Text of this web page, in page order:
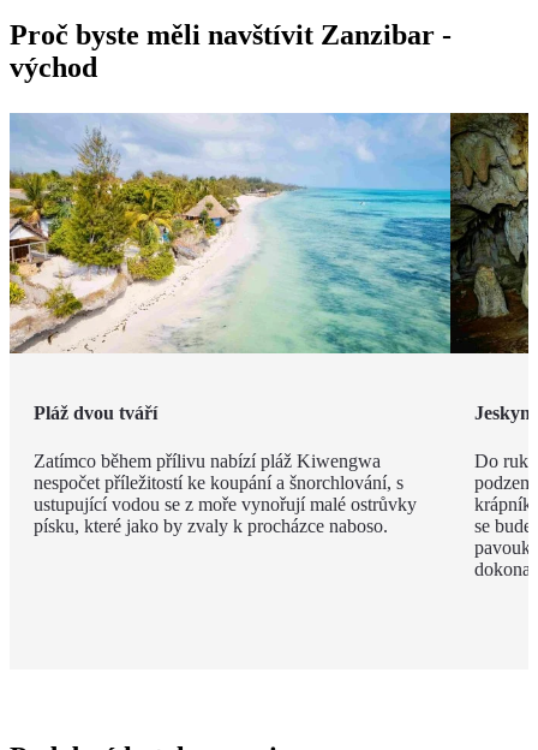
Proč byste měli navštívit Zanzibar -
východ
Pláž dvou tváří
Zatímco během přílivu nabízí pláž Kiwengwa
nespočet příležitostí ke koupání a šnorchlování, s
ustupující vodou se z moře vynořují malé ostrůvky
písku, které jako by zvaly k procházce naboso.
Do
se